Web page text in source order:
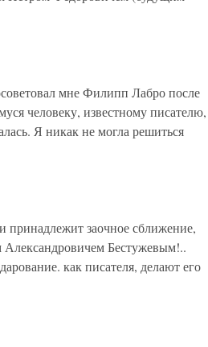
мне Филипп Лабро после
человеку, известному писателю,
Я никак не могла решиться
заочное сближение,
Бестужевым!..
как писателя, делают его